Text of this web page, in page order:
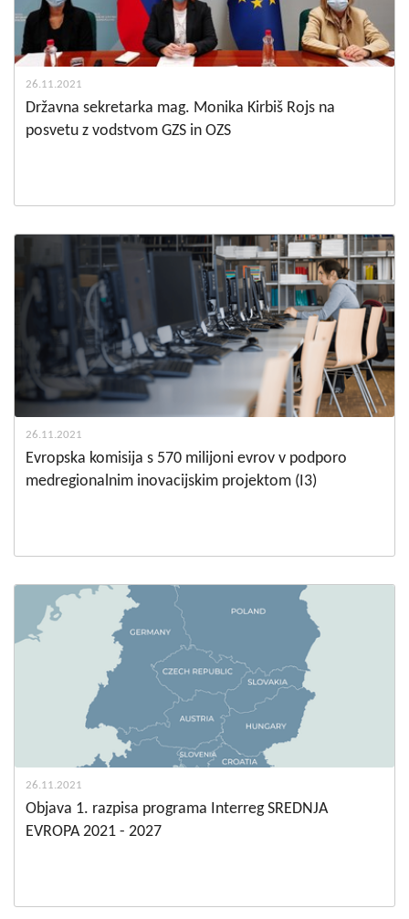
26.11.2021
Državna sekretarka mag. Monika Kirbiš Rojs na
posvetu z vodstvom GZS in OZS
26.11.2021
Evropska komisija s 570 milijoni evrov v podporo
medregionalnim inovacijskim projektom (I3)
26.11.2021
Objava 1. razpisa programa Interreg SREDNJA
EVROPA 2021 - 2027